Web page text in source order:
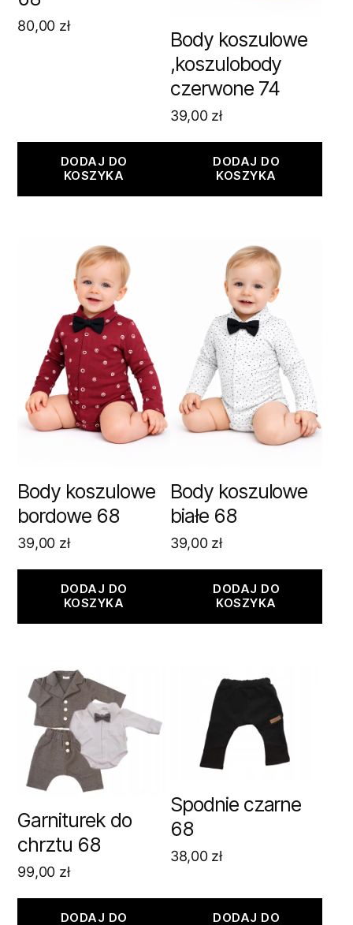
80,00 zł
DODAJ DO
KOSZYKA
Body koszulowe
,koszulobody
czerwone 74
39,00 zł
DODAJ DO
KOSZYKA
Body koszulowe
bordowe 68
39,00 zł
DODAJ DO
KOSZYKA
Body koszulowe
białe 68
39,00 zł
DODAJ DO
KOSZYKA
Garniturek do
chrztu 68
99,00 zł
DODAJ DO
Spodnie czarne
68
38,00 zł
DODAJ DO